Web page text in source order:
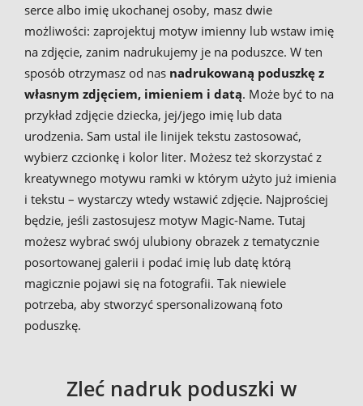
serce albo imię ukochanej osoby, masz dwie
możliwości: zaprojektuj motyw imienny lub wstaw imię
na zdjęcie, zanim nadrukujemy je na poduszce. W ten
sposób otrzymasz od nas nadrukowaną poduszkę z
własnym zdjęciem, imieniem i datą. Może być to na
przykład zdjęcie dziecka, jej/jego imię lub data
urodzenia. Sam ustal ile linijek tekstu zastosować,
wybierz czcionkę i kolor liter. Możesz też skorzystać z
kreatywnego motywu ramki w którym użyto już imienia
i tekstu – wystarczy wtedy wstawić zdjęcie. Najprościej
będzie, jeśli zastosujesz motyw Magic-Name. Tutaj
możesz wybrać swój ulubiony obrazek z tematycznie
posortowanej galerii i podać imię lub datę którą
magicznie pojawi się na fotografii. Tak niewiele
potrzeba, aby stworzyć spersonalizowaną foto
poduszkę.
Zleć nadruk poduszki w